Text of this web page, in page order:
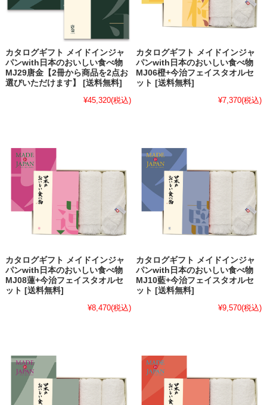
カタログギフト メイドインジャ
パンwith日本のおいしい食べ物
MJ29唐金【2冊から商品を2点お
選びいただけます】 [送料無料]
¥45,320(税込)
カタログギフト メイドインジャ
パンwith日本のおいしい食べ物
MJ06橙+今治フェイスタオルセ
ット [送料無料]
¥7,370(税込)
カタログギフト メイドインジャ
パンwith日本のおいしい食べ物
MJ08蓮+今治フェイスタオルセ
ット [送料無料]
¥8,470(税込)
カタログギフト メイドインジャ
パンwith日本のおいしい食べ物
MJ10藍+今治フェイスタオルセ
ット [送料無料]
¥9,570(税込)